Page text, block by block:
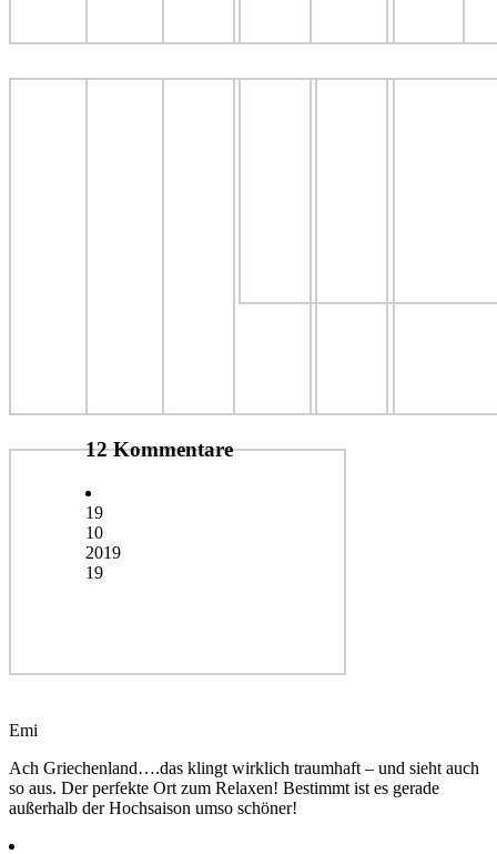
12 Kommentare
19
10
2019
19
Emi
Ach Griechenland….das klingt wirklich traumhaft – und sieht auch
so aus. Der perfekte Ort zum Relaxen! Bestimmt ist es gerade
außerhalb der Hochsaison umso schöner!